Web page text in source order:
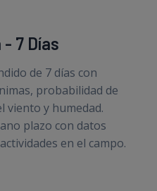
7 Días
de 7 días con
probabilidad de
viento y humedad.
plazo con datos
en el campo.